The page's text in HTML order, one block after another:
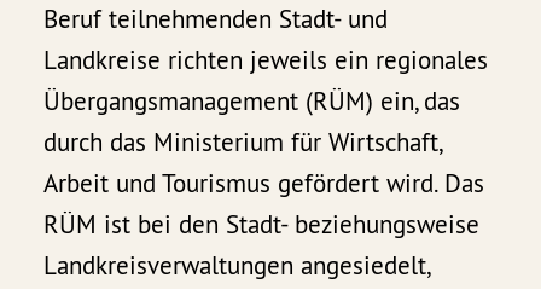
Beruf teilnehmenden Stadt- und
Landkreise richten jeweils ein regionales
Übergangsmanagement (RÜM) ein, das
durch das Ministerium für Wirtschaft,
Arbeit und Tourismus gefördert wird. Das
RÜM ist bei den Stadt- beziehungsweise
Landkreisverwaltungen angesiedelt,